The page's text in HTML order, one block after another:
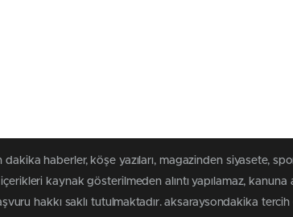
dakika haberler, köşe yazıları, magazinden siyasete,
kaynak gösterilmeden alıntı yapılamaz, kanuna
hakkı saklı tutulmaktadır. aksaraysondakika